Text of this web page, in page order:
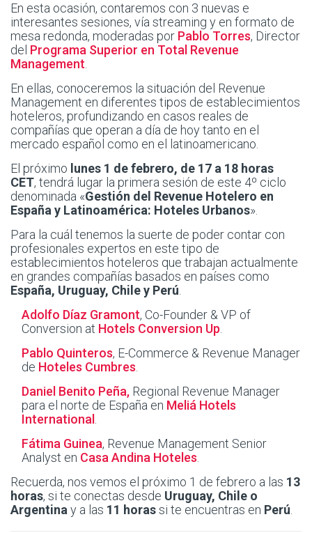
En esta ocasión, contaremos con 3 nuevas e
interesantes sesiones, vía streaming y en formato de
mesa redonda, moderadas por Pablo Torres, Director
del Programa Superior en Total Revenue
Management
En ellas, conoceremos la situación del Revenue
Management en diferentes tipos de establecimientos
hoteleros, profundizando en casos reales de
compañías que operan a día de hoy tanto en el
mercado español como en el latinoamericano.
El próximo lunes 1 de febrero, de 17 a 18 horas
CET, tendrá lugar la primera sesión de este 4º ciclo
denominada «Gestión del Revenue Hotelero en
España y Latinoamérica: Hoteles Urbanos».
Para la cuál tenemos la suerte de poder contar con
profesionales expertos en este tipo de
establecimientos hoteleros que trabajan actualmente
en grandes compañías basados en países como
España, Uruguay, Chile y Perú
Adolfo Díaz Gramont, Co-Founder & VP of
Conversion at Hotels Conversion Up
Pablo Quinteros, E-Commerce & Revenue Manager
de Hoteles Cumbres
Daniel Benito Peña, Regional Revenue Manager
para el norte de España en Meliá Hotels
International
Fátima Guinea, Revenue Management Senior
Analyst en Casa Andina Hoteles
Recuerda, nos vemos el próximo 1 de febrero a las 13
horas, si te conectas desde Uruguay, Chile o
Argentina y a las 11 horassi te encuentras en Perú